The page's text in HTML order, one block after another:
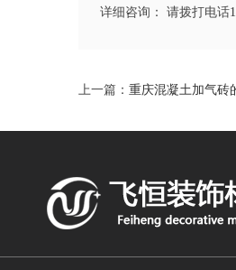
详细咨询： 请拨打电话
上一篇： 重庆混凝土加气砖